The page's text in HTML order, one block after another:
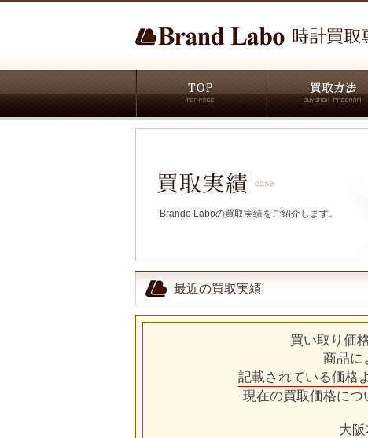
Brando Laboの買取実績をご紹介します。
最近の買取実績
買い取り価
商品に
記載されている価格
現在の買取価格につ
大